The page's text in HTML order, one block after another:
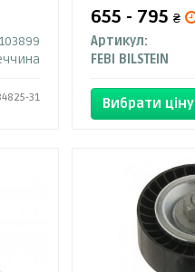
103899
31
655 - 795₴
Артикул:
FEBI BILSTEIN
Вибрати ціну